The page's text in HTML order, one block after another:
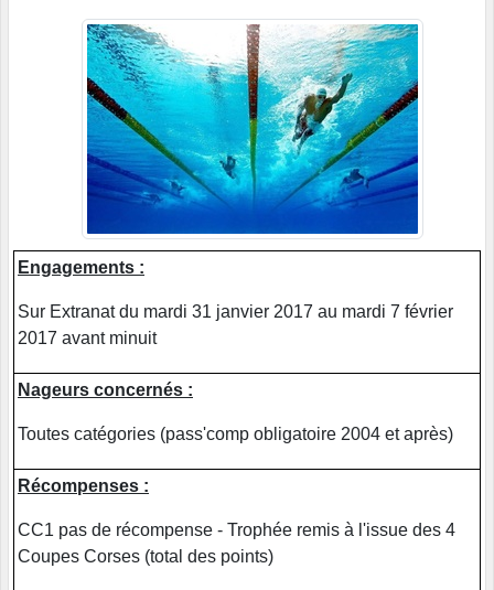
Engagements :
Sur Extranat du mardi 31 janvier 2017 au mardi 7 février
2017 avant minuit
Nageurs concernés :
Toutes catégories (pass'comp obligatoire 2004 et après)
Récompenses :
CC1 pas de récompense - Trophée remis à l'issue des 4
Coupes Corses (total des points)